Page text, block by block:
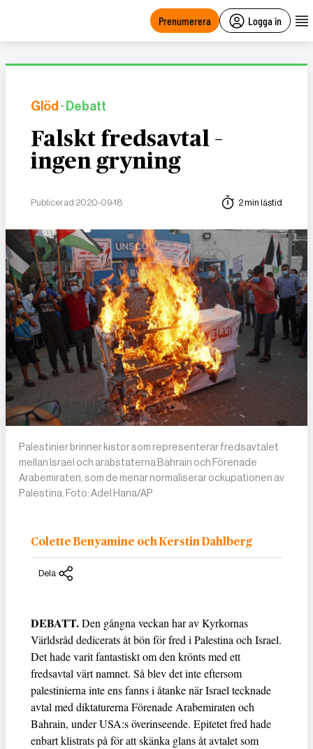
Prenumerera Logga in
Glöd · Debatt
Falskt fredsavtal –
ingen gryning
Publicerad 2020-09-18 2 min lästid
Palestinier brinner kistor som representerar fredsavtalet
mellan Israel och arabstaterna Bahrain och Förenade
Arabemiraten, som de menar normaliserar ockupationen av
Palestina. Foto: Adel Hana/AP
Colette Benyamine och Kerstin Dahlberg
Dela
DEBATT.Den gångna veckan har av Kyrkornas
Världsråd dedicerats åt bön för fred i Palestina och Israel.
Det hade varit fantastiskt om den krönts med ett
fredsavtal värt namnet. Så blev det inte eftersom
palestinierna inte ens fanns i åtanke när Israel tecknade
avtal med diktaturerna Förenade Arabemiraten och
Bahrain, under USA:s överinseende. Epitetet fred hade
enbart klistrats på för att skänka glans åt avtalet som